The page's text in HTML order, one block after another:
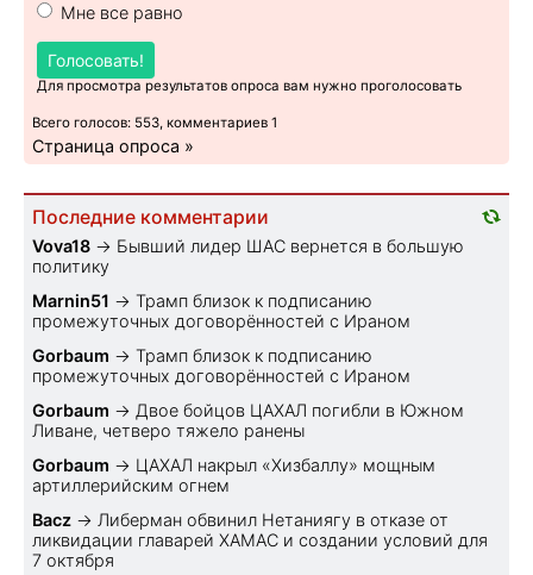
Мне все равно
Голосовать!
Для просмотра результатов опроса вам нужно проголосовать
Всего голосов: 553, комментариев 1
Страница опроса »
Последние комментарии
Vova18 → Бывший лидер ШАС вернется в большую
политику
Marnin51 → Трамп близок к подписанию
промежуточных договорённостей с Ираном
Gorbaum → Трамп близок к подписанию
промежуточных договорённостей с Ираном
Gorbaum → Двое бойцов ЦАХАЛ погибли в Южном
Ливане, четверо тяжело ранены
Gorbaum → ЦАХАЛ накрыл «Хизбаллу» мощным
артиллерийским огнем
Bacz → Либерман обвинил Нетаниягу в отказе от
ликвидации главарей ХАМАС и создании условий для
7 октября